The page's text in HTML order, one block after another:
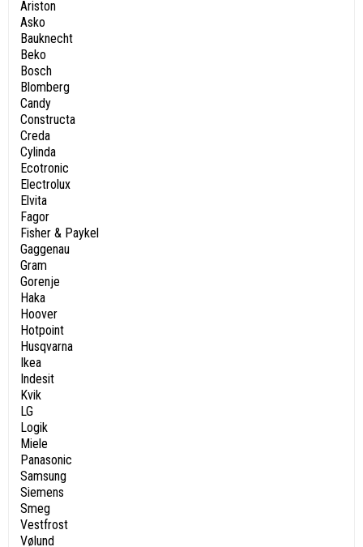
Ariston
Asko
Bauknecht
Beko
Bosch
Blomberg
Candy
Constructa
Creda
Cylinda
Ecotronic
Electrolux
Elvita
Fagor
Fisher & Paykel
Gaggenau
Gram
Gorenje
Haka
Hoover
Hotpoint
Husqvarna
Ikea
Indesit
Kvik
LG
Logik
Miele
Panasonic
Samsung
Siemens
Smeg
Vestfrost
Vølund